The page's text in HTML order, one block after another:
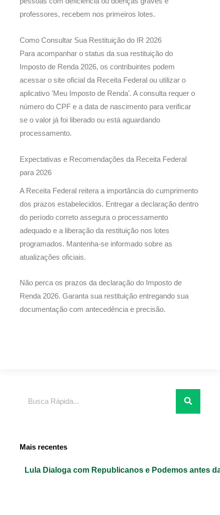
professores, recebem nos primeiros lotes.
Como Consultar Sua Restituição do IR 2026
Para acompanhar o status da sua restituição do
Imposto de Renda 2026, os contribuintes podem
acessar o site oficial da Receita Federal ou utilizar o
aplicativo 'Meu Imposto de Renda'. A consulta requer o
número do CPF e a data de nascimento para verificar
se o valor já foi liberado ou está aguardando
processamento.
Expectativas e Recomendações da Receita Federal
para 2026
A Receita Federal reitera a importância do cumprimento
dos prazos estabelecidos. Entregar a declaração dentro
do período correto assegura o processamento
adequado e a liberação da restituição nos lotes
programados. Mantenha-se informado sobre as
atualizações oficiais.
Não perca os prazos da declaração do Imposto de
Renda 2026. Garanta sua restituição entregando sua
documentação com antecedência e precisão.
Mais recentes
Lula Dialoga com Republicanos e Podemos antes